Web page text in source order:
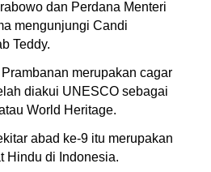
dan Perdana Menteri
mengunjungi Candi
Teddy.
merupakan cagar
diakui UNESCO sebagai
World Heritage.
abad ke-9 itu merupakan
Hindu di Indonesia.